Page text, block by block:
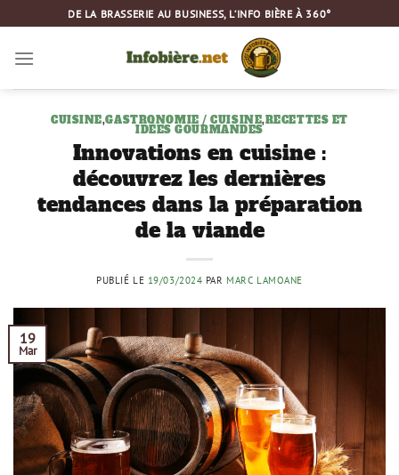
au
contenu
DE LA BRASSERIE AU BUSINESS, L’INFO BIÈRE À 360°
CUISINE,GASTRONOMIE / CUISINE,RECETTES ET
IDÉES GOURMANDES
Innovations en cuisine :
découvrez les dernières
tendances dans la préparation
de la viande
PUBLIÉ LE 19/03/2024 PAR MARC LAMOANE
19
Mar